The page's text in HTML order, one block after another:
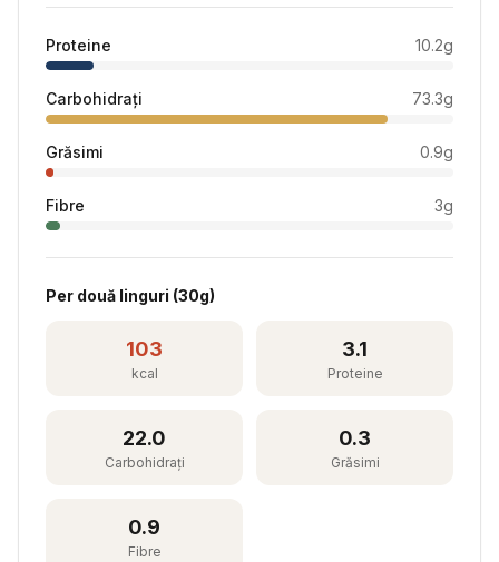
Proteine 10.2g
Carbohidrați 73.3g
Grăsimi 0.9g
Fibre 3g
Per două linguri (30g)
103
kcal
3.1
Proteine
22.0
Carbohidrați
0.3
Grăsimi
0.9
Fibre